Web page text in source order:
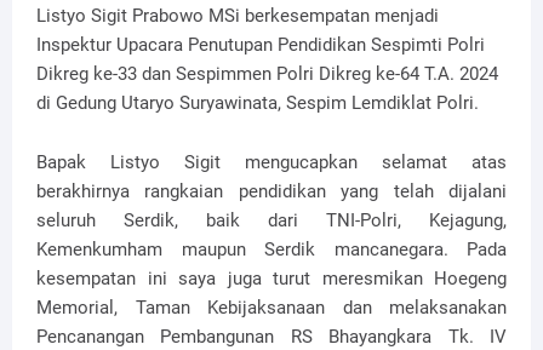
Listyo Sigit Prabowo MSi berkesempatan menjadi
Inspektur Upacara Penutupan Pendidikan Sespimti Polri
Dikreg ke-33 dan Sespimmen Polri Dikreg ke-64 T.A. 2024
di Gedung Utaryo Suryawinata, Sespim Lemdiklat Polri.
Bapak Listyo Sigit mengucapkan selamat atas
berakhirnya rangkaian pendidikan yang telah dijalani
seluruh Serdik, baik dari TNI-Polri, Kejagung,
Kemenkumham maupun Serdik mancanegara. Pada
kesempatan ini saya juga turut meresmikan Hoegeng
Memorial, Taman Kebijaksanaan dan melaksanakan
Pencanangan Pembangunan RS Bhayangkara Tk. IV